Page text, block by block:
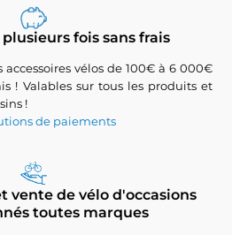
fois sans frais
accessoires vélos de 100€ à 6 000€
! Valables sur tous les produits et
!
de paiements
vente de vélo d'occasions
toutes marques